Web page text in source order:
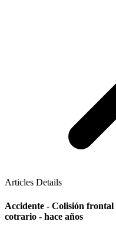
Articles Details
Accidente - Colisión
cotrario - hace años